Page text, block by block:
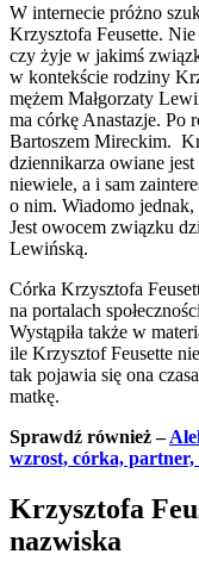
W internecie próżno
Krzysztofa Feusette.
czy żyje w jakimś
w kontekście rodziny
mężem Małgorzaty
ma córkę Anastazje. Po
Bartoszem Mireckim.
dziennikarza owiane
niewiele, a i sam
o nim. Wiadomo jednak,
Jest owocem związku
Lewińską.
Córka Krzysztofa
na portalach
Wystąpiła także w
ile Krzysztof Feusette
tak pojawia się ona
matkę.
Sprawdź również –
wzrost, córka,
Krzysztofa
nazwiska